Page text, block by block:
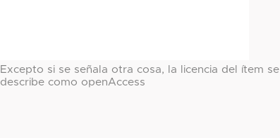
Excepto si se señala otra cosa, la licencia del ítem se
describe como openAccess